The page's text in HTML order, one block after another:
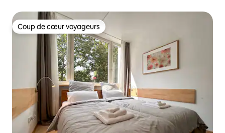
Coup de cœur voyageurs
Coup de cœur voyageurs